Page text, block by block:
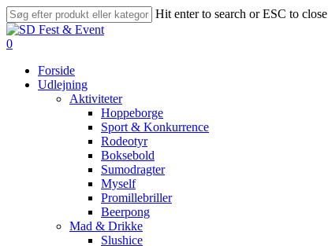
Skip
to
main
Hit enter to search or ESC to close
Close
Search
search
account
0
Forside
Udlejning
Aktiviteter
Hoppeborge
Sport & Konkurrence
Rodeotyr
Boksebold
Sumodragter
Myself
Promillebriller
Beerpong
Mad & Drikke
Slushice